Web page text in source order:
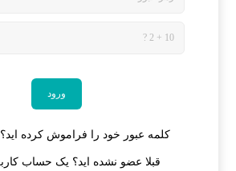
کلمه عبور خود را فراموش کرده
قبلا عضو نشده اید؟ یک حساب